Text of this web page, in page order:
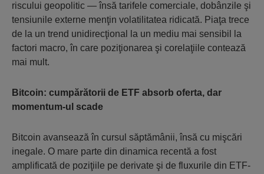
riscului geopolitic — însă tarifele comerciale, dobânzile şi
tensiunile externe menţin volatilitatea ridicată. Piaţa trece
de la un trend unidirecţional la un mediu mai sensibil la
factori macro, în care poziţionarea şi corelaţiile contează
mai mult.
Bitcoin: cumpărătorii de ETF absorb oferta, dar
momentum-ul scade
Bitcoin avansează în cursul săptămânii, însă cu mişcări
inegale. O mare parte din dinamica recentă a fost
amplificată de poziţiile pe derivate şi de fluxurile din ETF-